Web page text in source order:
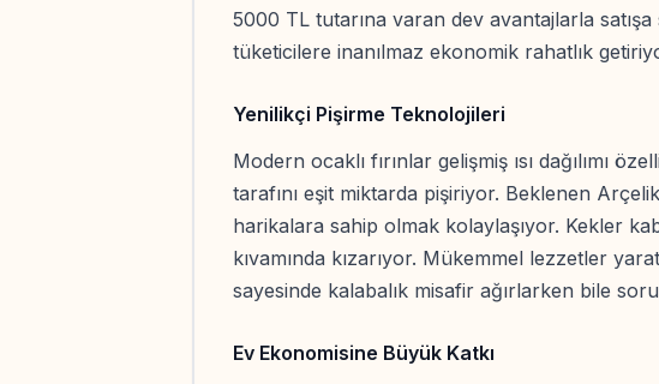
5000 TL tutarına varan dev avantajlarla
tüketicilere inanılmaz ekonomik rahatlık
Yenilikçi Pişirme Teknolojileri
Modern ocaklı fırınlar gelişmiş ısı dağılımı
tarafını eşit miktarda pişiriyor. Beklenen
harikalara sahip olmak kolaylaşıyor. Kekler
kıvamında kızarıyor. Mükemmel lezzetler
sayesinde kalabalık misafir ağırlarken bile
Ev Ekonomisine Büyük Katkı